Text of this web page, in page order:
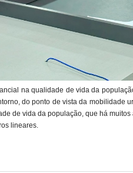
na qualidade de vida da
do ponto de vista da mobilidade
de vida da população, que há
lineares.